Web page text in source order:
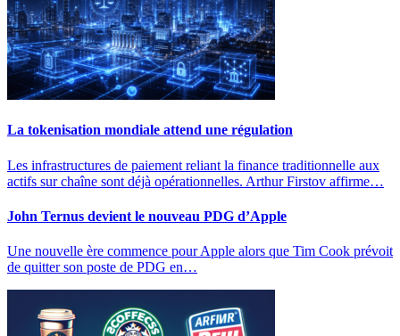
La tokenisation mondiale attend une régulation
Les infrastructures de paiement reliant la finance traditionnelle aux
actifs sur chaîne sont déjà opérationnelles. Arthur Firstov affirme…
John Ternus devient le nouveau PDG d’Apple
Une nouvelle ère commence pour Apple alors que Tim Cook prévoit
de quitter son poste de PDG en…